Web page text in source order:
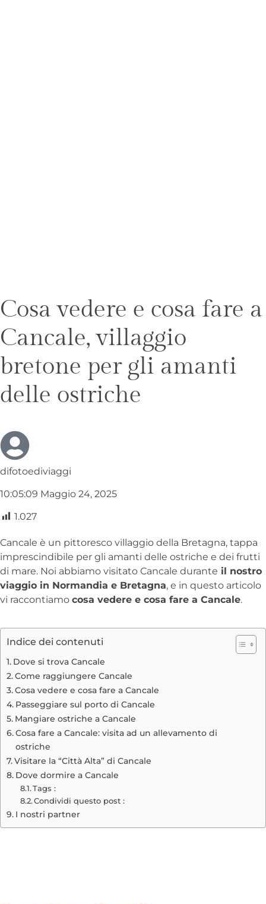
Cosa vedere e cosa fare a
Cancale, villaggio
bretone per gli amanti
delle ostriche
difotoediviaggi
10:05:09 Maggio 24, 2025
1.027
Cancale è un pittoresco villaggio della Bretagna, tappa
imprescindibile per gli amanti delle ostriche e dei frutti
di mare. Noi abbiamo visitato Cancale durante il nostro
viaggio in Normandia e Bretagna, e in questo articolo
vi raccontiamo cosa vedere e cosa fare a Cancale.
Indice dei contenuti
Dove si trova Cancale
Come raggiungere Cancale
Cosa vedere e cosa fare a Cancale
Passeggiare sul porto di Cancale
Mangiare ostriche a Cancale
Cosa fare a Cancale: visita ad un allevamento di
ostriche
Visitare la “Città Alta” di Cancale
Dove dormire a Cancale
Tags :
Condividi questo post :
I nostri partner